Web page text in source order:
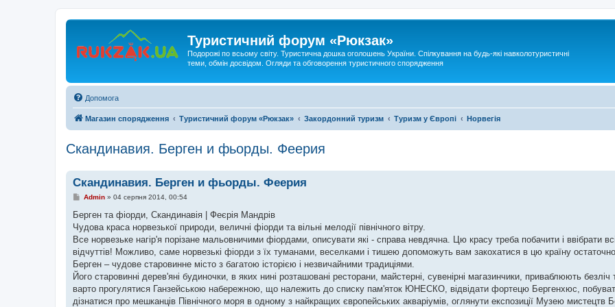
Туристичний форум «Рюкзак»
Подорожі по всьому світу. Туристична дошка оголошень України. Спілкування на будь-які навколотуристичні
теми, обмін досвідом. Огляди та обговорення туристичного спорядження
Допомога
Магазин спорядження Туристичний форум «Рюкзак» Закордонний туризм Туризм у Європі Норвегія
Скандинавия. Берген и фьорды. Феерия
Скандинавия. Берген и фьорды. Феерия
П
в
д
о
л
е
н
н
я
Admin» 04 серпня 2014, 00:54
Берген та фіорди, Скандинавія | Феєрія Мандрів
Чудова краса норвезької природи, величні фіорди та вільні мелодії північного вітру.
Все норвезьке нагір'я порізане мальовничими фіордами, описувати які - справа невдячна. Цю красу треба побачити і ввібрати
відчуттів! Можливо, саме норвезькі фіорди з їх туманами, веселками і тишею допоможуть вам закохатися в цю країну
Берген – чудове старовинне місто з багатою історією і незвичайними традиціями.
Його старовинні дерев'яні будиночки, в яких нині розташовані ресторани, майстерні, сувенірні магазинчики, приваблюють безліч
варто прогулятися Ганзейською набережною, що належить до списку пам'яток ЮНЕСКО, відвідати фортецю Бергенхюс,
дізнатися про мешканців Північного моря в одному з найкращих європейських акваріумів, оглянути експозиції Музею мистецтв